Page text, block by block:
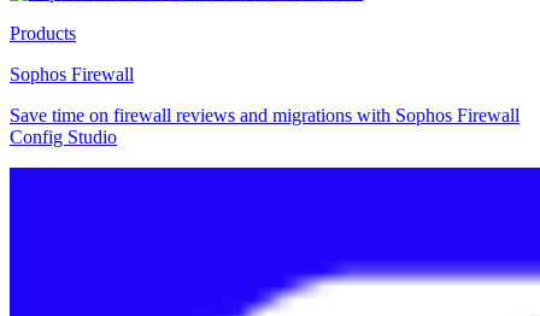
Products
Sophos Firewall
Save time on firewall reviews and migrations with Sophos Firewall
Config Studio